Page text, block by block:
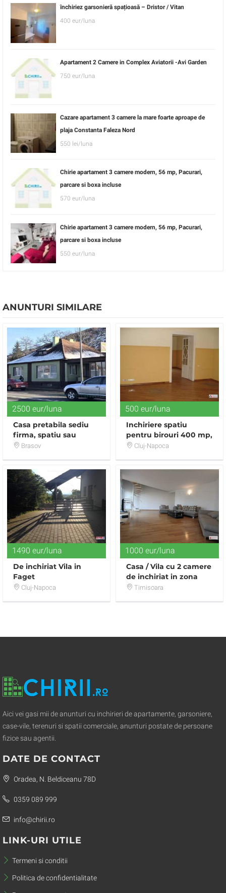
închiriez garsonieră spațioasă – Dristor / Vitan
400 eur/luna
Apartament 2 Camere in Complex Aviatorii -Avi Garden
750 eur/luna
Cazare apartament 3 camere la mare foarte aproape de
plaja Constanta Faleza Nord
550 lei/luna
Chirie apartament 3 camere modern, 56 mp, Pacurari,
parcare si boxa incluse
570 eur/luna
Chirie apartament 3 camere modern, 56 mp, Pacurari,
parcare si boxa incluse
550 eur/luna
ANUNTURI SIMILARE
2500 eur/luna
Casa pretabila sediu
firma, spatiu sau
locuinta
Brasov
500 eur/luna
Inchiriere spatiu
pentru birouri 400 mp,
Semicentral, Cluj-
Cluj-Napoca
1490 eur/luna
De inchiriat Vila in
Faget
Cluj-Napoca
1000 eur/luna
Casa / Vila cu 2 camere
de inchiriat in zona
Aradului
Timisoara
Aici vei gasi mii de anunturi cu inchirieri de apartamente, garsoniere,
case-vile, terenuri si spatii comerciale, anunturi postate de persoane
fizice sau agentii.
DATE DE CONTACT
Oradea, N. Beldiceanu 78D
0359 089 999
info@chirii.ro
LINK-URI UTILE
Termeni si conditii
Politica de confidentialitate